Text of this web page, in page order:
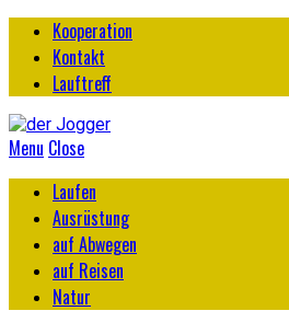
Kooperation
Kontakt
Lauftreff
Menu Close
Laufen
Ausrüstung
auf Abwegen
auf Reisen
Natur